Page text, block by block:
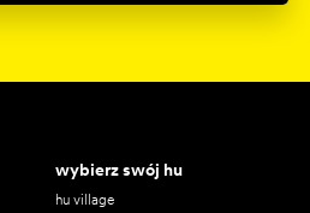
wybierz swój hu
hu village